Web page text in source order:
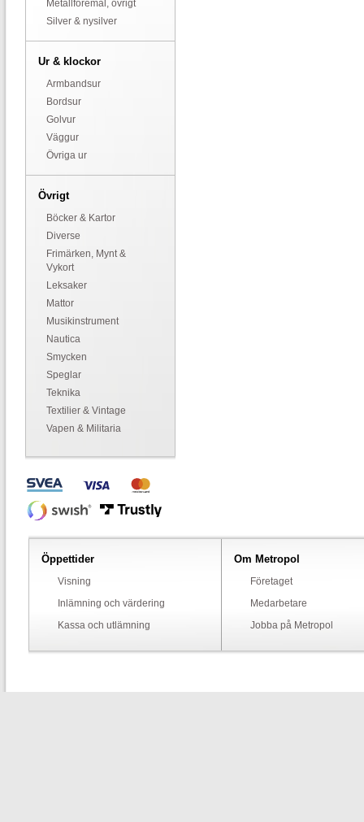
Metallföremål, övrigt
Silver & nysilver
Ur & klockor
Armbandsur
Bordsur
Golvur
Väggur
Övriga ur
Övrigt
Böcker & Kartor
Diverse
Frimärken, Mynt &
Vykort
Leksaker
Mattor
Musikinstrument
Nautica
Smycken
Speglar
Teknika
Textilier & Vintage
Vapen & Militaria
Öppettider
Visning
Inlämning och värdering
Kassa och utlämning
Om Metropol
Företaget
Medarbetare
Jobba på Metropol